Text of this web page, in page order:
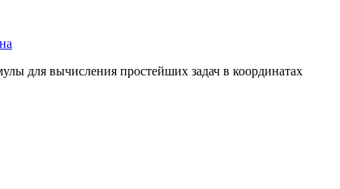
для вычисления простейших задач в координатах